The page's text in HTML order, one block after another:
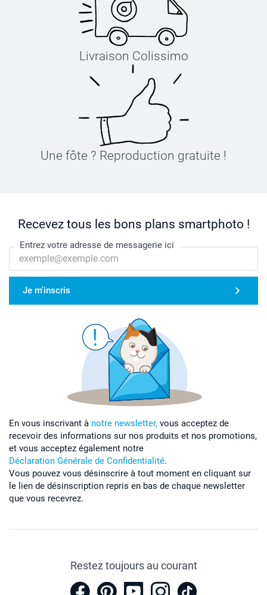
Livraison Colissimo
Une fôte ? Reproduction gratuite !
Recevez tous les bons plans smartphoto !
Entrez votre adresse de messagerie ici
Je m'inscris
En vous inscrivant à notre newsletter, vous acceptez de
recevoir des informations sur nos produits et nos promotions,
et vous acceptez également notre
Déclaration Générale de Confidentialité.
Vous pouvez vous désinscrire à tout moment en cliquant sur
le lien de désinscription repris en bas de chaque newsletter
que vous recevrez.
Restez toujours au courant